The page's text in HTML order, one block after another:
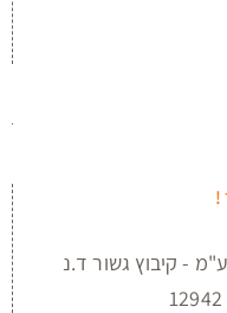
- קיבוץ גשור ד.נ